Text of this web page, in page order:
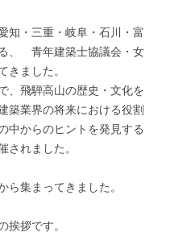
知・三重・岐阜・石川・富
、 青年建築士協議会・女
ました。
、飛騨高山の歴史・文化を
築業界の将来における役割
中からのヒントを発見する
されました。
ら集まってきました。
挨拶です。